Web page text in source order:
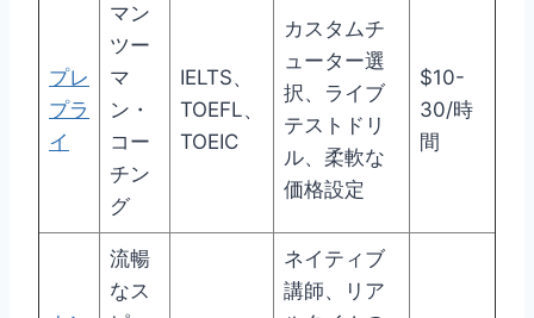
プレ
プラ
イ
マン
ツー
マ
ン・
コー
チン
グ
IELTS、
TOEFL、
TOEIC
カスタムチ
ューター選
択、ライブ
テストドリ
ル、柔軟な
価格設定
$10-
30/時
間
流暢
なス
ネイティブ
講師、リア